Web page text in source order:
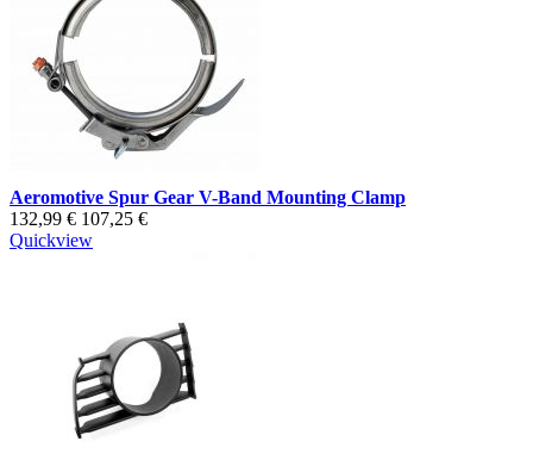
Aeromotive Spur Gear V-Band Mounting Clamp
132,99 € 107,25 €
Quickview